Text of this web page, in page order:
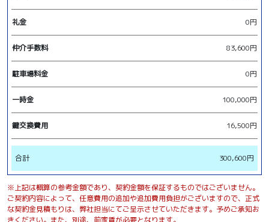
礼金 0円
仲介手数料 83,600円
駐車場料金 0円
一時金 100,000円
鍵交換費用 16,500円
合計 300,600円
※上記は概算の参考金額であり、契約金額を保証するものではございません。
ご契約内容によって、任意費用の追加や追加費用負担がございますので、正式
な契約金見積もりは、弊社担当にてご呈示させていただきます。予めご承知お